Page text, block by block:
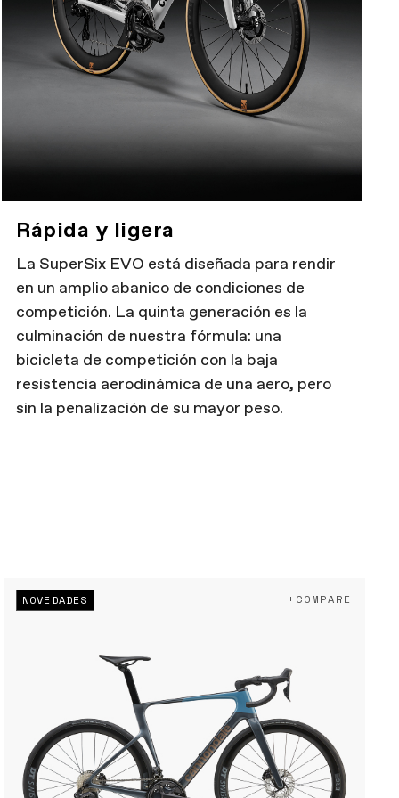
Rápida y ligera
La SuperSix EVO está diseñada para rendir
en un amplio abanico de condiciones de
competición. La quinta generación es la
culminación de nuestra fórmula: una
bicicleta de competición con la baja
resistencia aerodinámica de una aero, pero
sin la penalización de su mayor peso.
NOVEDADES +COMPARE